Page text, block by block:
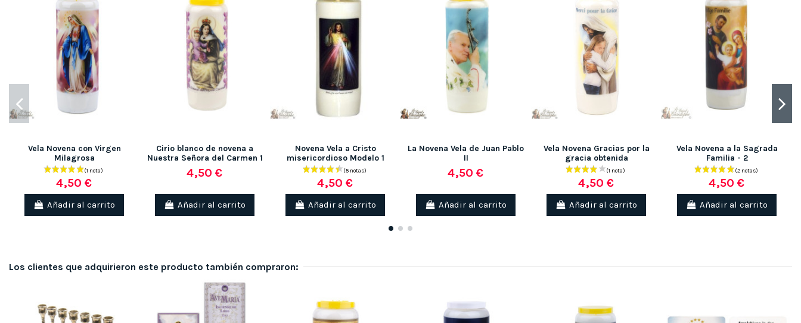
Vela Novena con Virgen
Milagrosa
4,50 €
Añadir al carrito
Cirio blanco de novena a
Nuestra Señora del Carmen 1
4,50 €
Añadir al carrito
Novena Vela a Cristo
misericordioso Modelo 1
4,50 €
Añadir al carrito
La Novena Vela de Juan Pablo
II
4,50 €
Añadir al carrito
Vela Novena Gracias por la
gracia obtenida
4,50 €
Añadir al carrito
Vela Novena a la Sagrada
Familia - 2
4,50 €
Añadir al carrito
Los clientes que adquirieron este producto también compraron: